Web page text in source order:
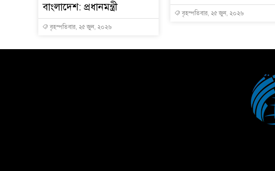
বাংলাদেশ: প্রধানমন্ত্রী
বৃহস্পতিবার, ২৫ জুন, ২০২৬
বৃহস্পতিবার, ২৫ জুন, ২০২৬